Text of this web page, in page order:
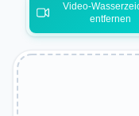
entfernen